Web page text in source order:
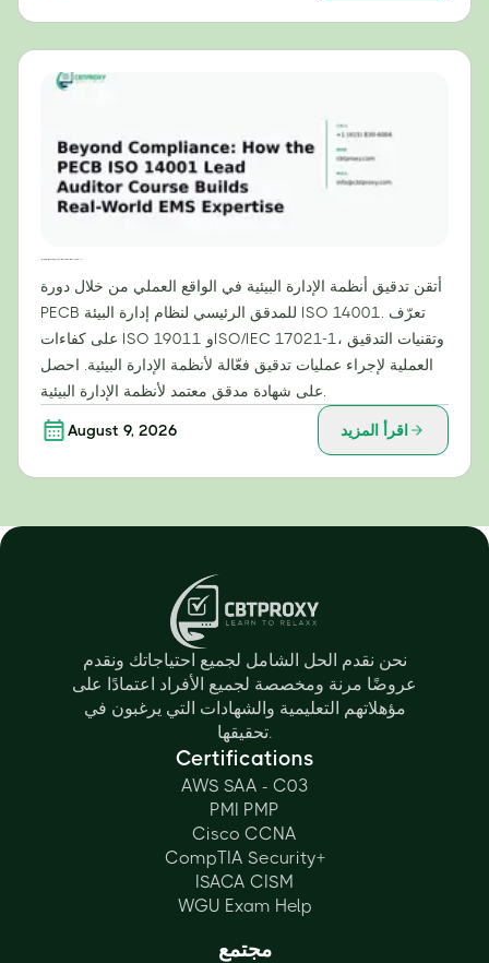
أتقن تدقيق أنظمة الإدارة البيئية في الواقع العملي من خلال دورة
PECB للمدقق الرئيسي لنظام إدارة البيئة ISO 14001. تعرّف
على كفاءات ISO 19011 وISO/IEC 17021-1، وتقنيات التدقيق
العملية لإجراء عمليات تدقيق فعّالة لأنظمة الإدارة البيئية. احصل
August 9, 2026 اقرأ المزيد
نحن نقدم الحل الشامل لجميع احتياجاتك ونقدم
عروضًا مرنة ومخصصة لجميع الأفراد اعتمادًا على
مؤهلاتهم التعليمية والشهادات التي يرغبون في
تحقيقها.
Certifications
AWS SAA - C03
PMI PMP
Cisco CCNA
CompTIA Security+
ISACA CISM
WGU Exam Help
مجتمع